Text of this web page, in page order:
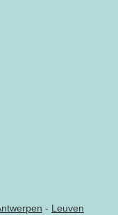
- Leuven